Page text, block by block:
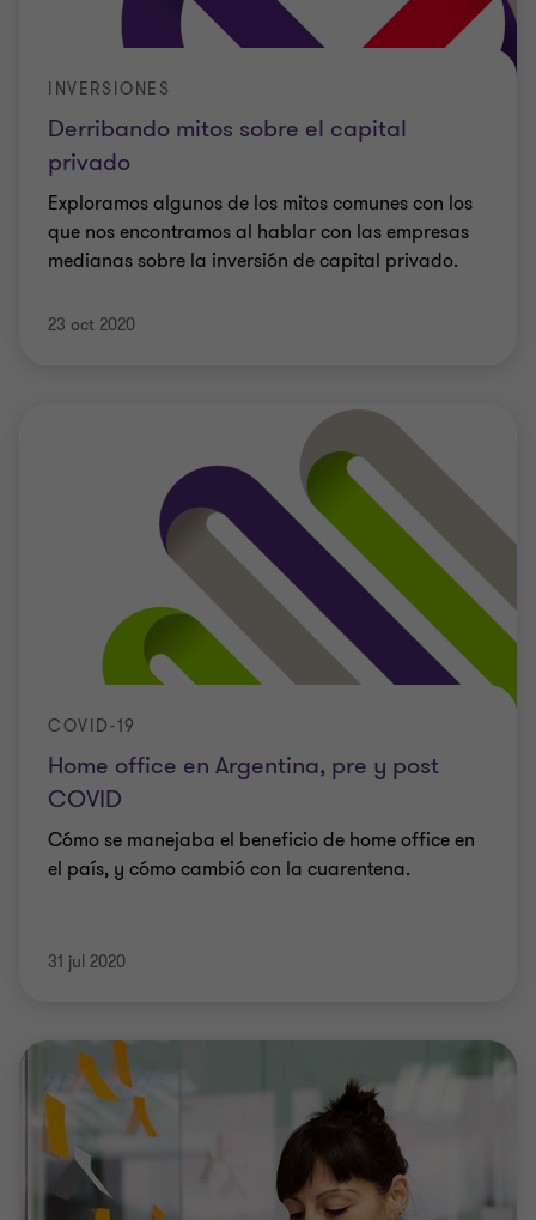
Derribando mitos sobre el capital
privado
INVERSIONES
Exploramos algunos de los mitos comunes con los
que nos encontramos al hablar con las empresas
medianas sobre la inversión de capital privado.
23 oct 2020
Home office en Argentina, pre y post
COVID
COVID-19
Cómo se manejaba el beneficio de home office en
el país, y cómo cambió con la cuarentena.
31 jul 2020